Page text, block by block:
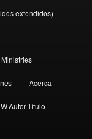
extendidos)
Acerca
Autor-Título